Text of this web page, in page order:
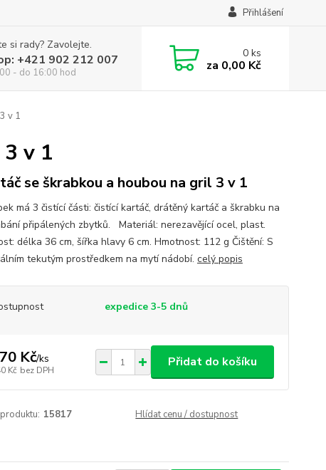
Přihlášení
si rady? Zavolejte.
+421 902 212 007
- do 16:00 hod
0ks
za 0,00 Kč
v 1
v 1
se škrabkou a houbou na gril 3 v 1
má 3 čistící části: čistící kartáč, drátěný kartáč a škrabku na
připálených zbytků. Materiál: nerezavějící ocel, plast.
délka 36 cm, šířka hlavy 6 cm. Hmotnost: 112 g Čištění: S
tekutým prostředkem na mytí nádobí. celý popis
expedice 3-5 dnů
Kč/ks
Kč bez DPH
Přidat do košíku
15817 Hlídat cenu / dostupnost